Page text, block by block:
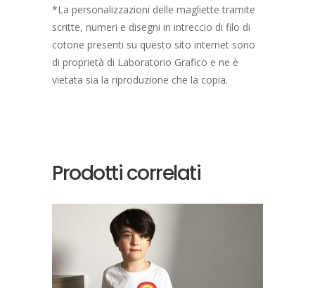
*La personalizzazioni delle magliette tramite
scritte, numeri e disegni in intreccio di filo di
cotone presenti su questo sito internet sono
di proprietà di Laboratorio Grafico e ne è
vietata sia la riproduzione che la copia.
Prodotti correlati